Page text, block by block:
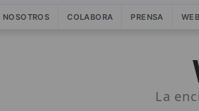
NOSOTROS COLABORA PRENSA
La